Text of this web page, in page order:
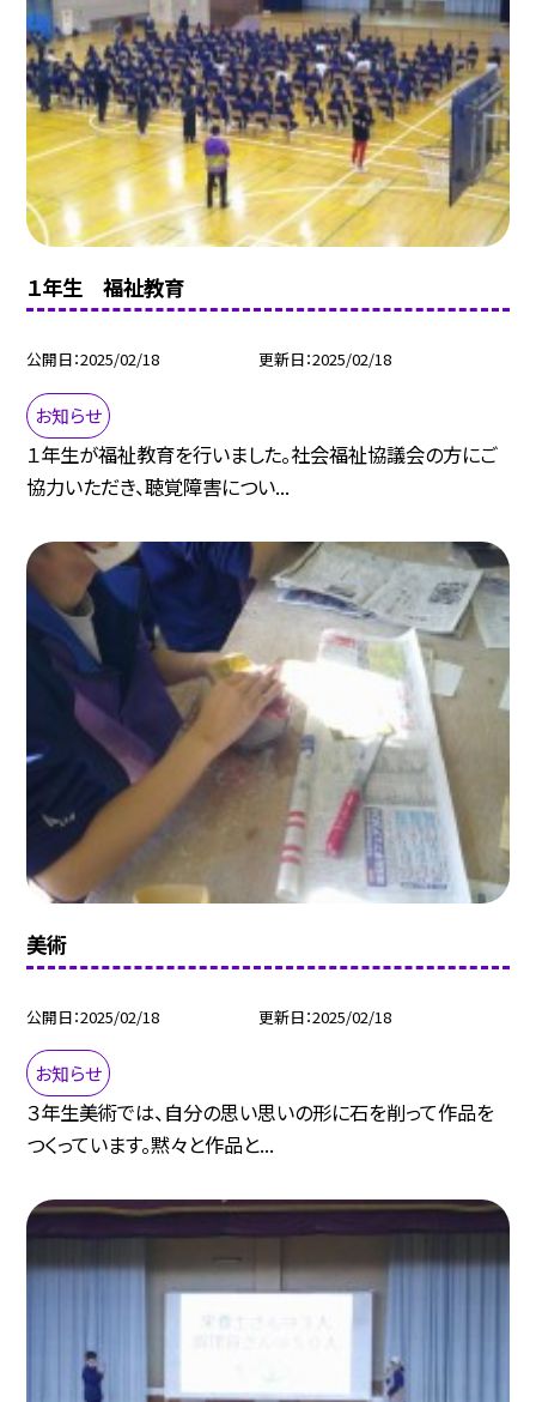
１年生 福祉教育
公開日 2025/02/18 更新日 2025/02/18
お知らせ
１年生が福祉教育を行いました。社会福祉協議会の方にご
協力いただき、聴覚障害につい...
美術
公開日 2025/02/18 更新日 2025/02/18
お知らせ
３年生美術では、自分の思い思いの形に石を削って作品を
つくっています。黙々と作品と...